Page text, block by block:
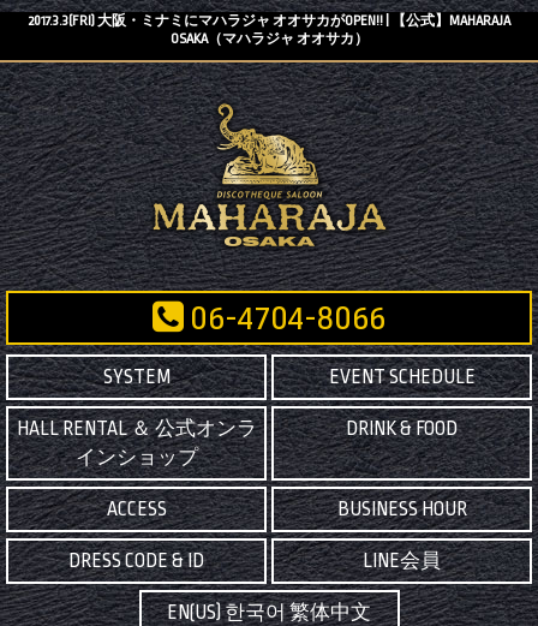
2017.3.3(FRI) 大阪・ミナミにマハラジャ オオサカがOPEN!! | 【公式】MAHARAJA
OSAKA（マハラジャ オオサカ）
06-4704-8066
SYSTEM EVENT SCHEDULE
HALL RENTAL ＆ 公式オンラ
インショップ
DRINK & FOOD
ACCESS BUSINESS HOUR
DRESS CODE & ID LINE会員
EN(US) 한국어 繁体中文